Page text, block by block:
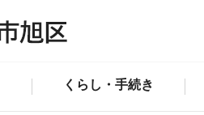
くらし・手続き